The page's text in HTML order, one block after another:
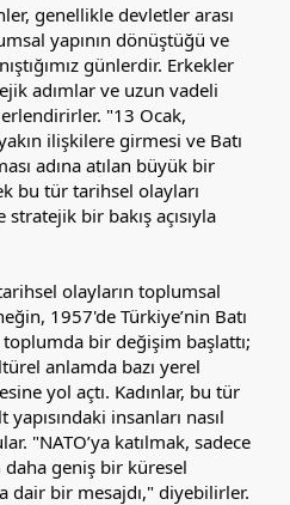
genellikle devletler arası
yapının dönüştüğü ve
günlerdir. Erkekler
adımlar ve uzun vadeli
"13 Ocak,
ilişkilere girmesi ve Batı
adına atılan büyük bir
bu tür tarihsel olayları
bir bakış açısıyla
olayların toplumsal
1957'de Türkiye’nin Batı
bir değişim başlattı;
anlamda bazı yerel
yol açtı. Kadınlar, bu tür
insanları nasıl
"NATO’ya katılmak, sadece
geniş bir küresel
dair bir mesajdı," diyebilirler.